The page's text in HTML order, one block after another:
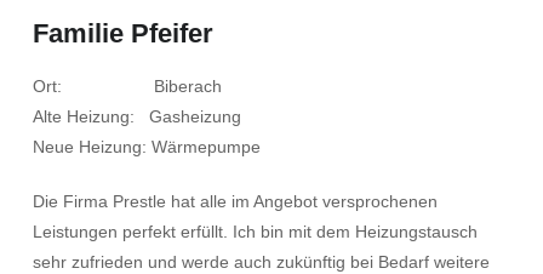
Familie Pfeifer
Ort: Biberach
Alte Heizung: Gasheizung
Neue Heizung: Wärmepumpe
Die Firma Prestle hat alle im Angebot versprochenen
Leistungen perfekt erfüllt. Ich bin mit dem Heizungstausch
sehr zufrieden und werde auch zukünftig bei Bedarf weitere